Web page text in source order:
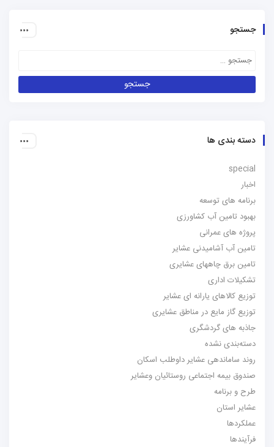
جستجو
دسته بندی ها
special
اخبار
برنامه های توسعه
بهبود تامین آب کشاورزی
پروژه های عمرانی
تامین آب آشامیدنی عشایر
تامین برق چاههای عشایری
تشکیلات اداری
توزیع کالاهای یارانه ای عشایر
توزیع گاز مایع در مناطق عشایری
جاذبه های گردشگری
دسته‌بندی نشده
روند ساماندهی عشایر داوطلب اسکان
صندوق بیمه اجتماعی روستائیان وعشایر
طرح و برنامه
عشایر استان
عملکردها
فرآیندها